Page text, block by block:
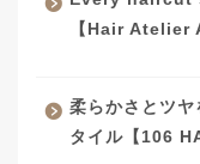
【Hair Atelier
柔らかさとツ
タイル【106